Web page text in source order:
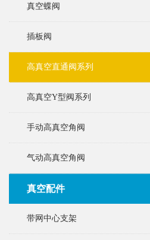
真空蝶阀
插板阀
高真空直通阀系列
高真空Y型阀系列
手动高真空角阀
气动高真空角阀
真空配件
带网中心支架